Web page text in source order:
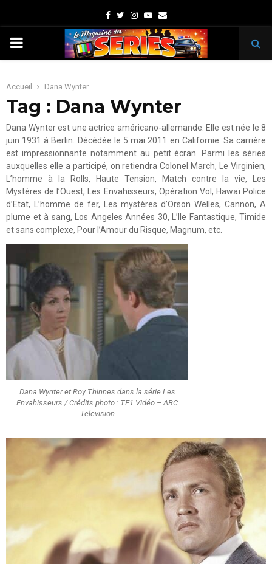
Facebook
TwitterInstagram
Youtube
Email
PRIMARY
Accueil Dana Wynter
Tag : Dana Wynter
Dana Wynter est une actrice américano-allemande. Elle est née le 8
juin 1931 à Berlin. Décédée le 5 mai 2011 en Californie. Sa carrière
est impressionnante notamment au petit écran. Parmi les séries
auxquelles elle a participé, on retiendra Colonel March, Le Virginien,
L’homme à la Rolls, Haute Tension, Match contre la vie, Les
Mystères de l’Ouest, Les Envahisseurs, Opération Vol, Hawaï Police
d’Etat, L’homme de fer, Les mystères d’Orson Welles, Cannon, A
plume et à sang, Los Angeles Années 30, L’Ile Fantastique, Timide
et sans complexe, Pour l’Amour du Risque, Magnum, etc.
Dana Wynter et Roy Thinnes dans la série Les
Envahisseurs / Crédits photo : TF1 Vidéo – ABC
Television